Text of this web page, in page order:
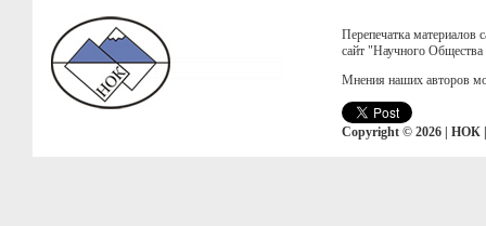
Перепечатка материалов
сайт "Научного
Мнения наших авторов
Copyright © 2026 | НОК